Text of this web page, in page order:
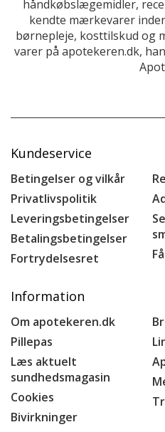
håndkøbslægemidler,
kendte mærkevarer
børnepleje, kosttilskud og
varer på apotekeren.dk,
Kundeservice
Betingelser og vilkår
Privatlivspolitik
Leveringsbetingelser
Betalingsbetingelser
Fortrydelsesret
Information
Om apotekeren.dk
Pillepas
Læs aktuelt
sundhedsmagasin
Cookies
Bivirkninger